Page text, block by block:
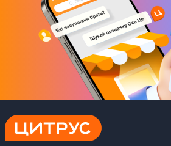
Живлення
Акумулятор
Сумісність: Windows та macOS
Комплектація
1 х короткий посібник
1 х планшет для малювання